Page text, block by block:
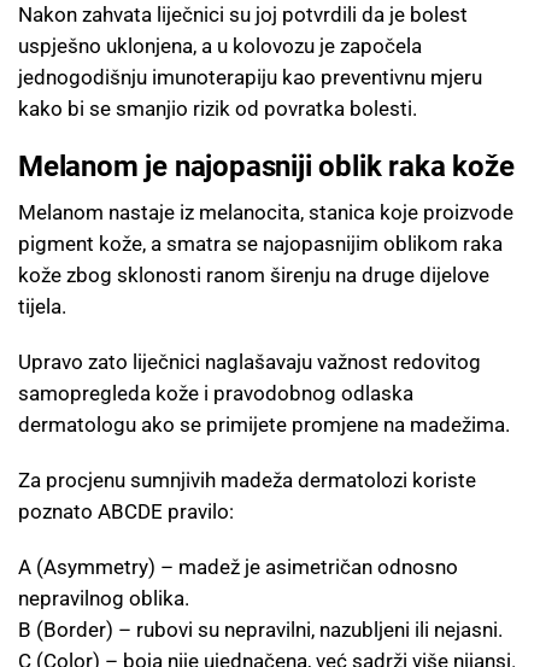
Nakon zahvata liječnici su joj potvrdili da je bolest
uspješno uklonjena, a u kolovozu je započela
jednogodišnju imunoterapiju kao preventivnu mjeru
kako bi se smanjio rizik od povratka bolesti.
Melanom je najopasniji oblik raka kože
Melanom nastaje iz melanocita, stanica koje proizvode
pigment kože, a smatra se najopasnijim oblikom raka
kože zbog sklonosti ranom širenju na druge dijelove
tijela.
Upravo zato liječnici naglašavaju važnost redovitog
samopregleda kože i pravodobnog odlaska
dermatologu ako se primijete promjene na madežima.
Za procjenu sumnjivih madeža dermatolozi koriste
poznato ABCDE pravilo:
A (Asymmetry) – madež je asimetričan odnosno
nepravilnog oblika.
B (Border) – rubovi su nepravilni, nazubljeni ili nejasni.
C (Color) – boja nije ujednačena, već sadrži više nijansi.